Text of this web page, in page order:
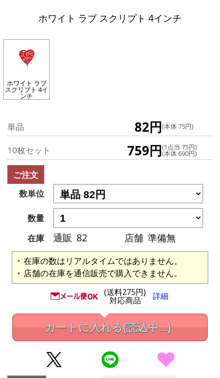
ホワイト ラブ スクリプト 4インチ
ホワイト ラブ
スクリプト 4イ
ンチ
単品 82円(本体 75円)
10枚セット 759円(1点当 75円)
(本体 690円)
ご注文
数単位
数量
在庫
通販 82 店舗 準備無
在庫の数はリアルタイムではありません。
店舗の在庫を通信販売で購入できません。
(送料275円)
対応商品 詳細
カートに入れる(読込中...)